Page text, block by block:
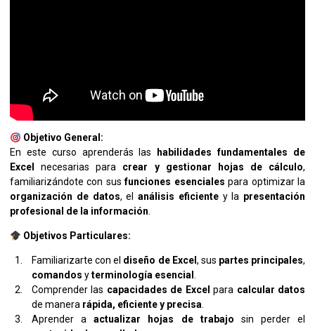
Objetivo General:
En este curso aprenderás las
habilidades fundamentales de
Excel
necesarias para crear y gestionar hojas de cálculo,
familiarizándote con susfunciones esenciales para optimizar la
organización de datos, el análisis eficientey la presentación
profesional de la información.
Objetivos Particulares:
Familiarizarte con el diseño de Excel , sus partes principales,
comandos yterminología esencial .
Comprender las capacidades de Excel para calcular datos
de manera rápida, eficiente y precisa.
Aprender aactualizar hojas de trabajo sin perder el